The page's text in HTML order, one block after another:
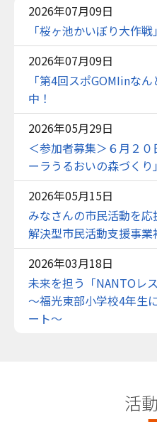
2026年07月09日
「桜ヶ池かいぼり大作
2026年07月09日
「第4回スポGOMIinな
中！
2026年05月29日
＜参加者募集＞６月２
ーラうるおいの森づく
2026年05月15日
みなさんの市民活動を
解決型市民活動支援事
2026年03月18日
未来を担う「NANTOレ
～福光東部小学校4年生
ート～
活